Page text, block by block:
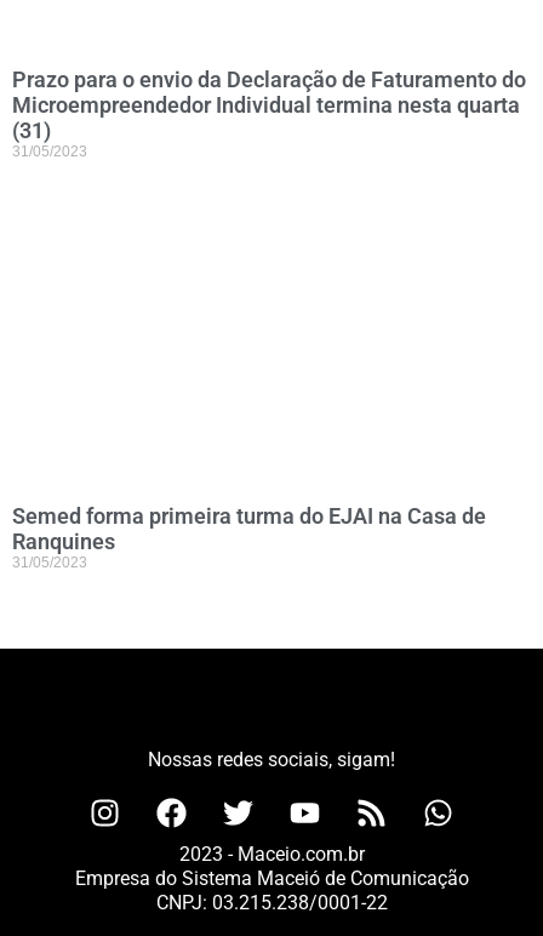
Prazo para o envio da Declaração de Faturamento do
Microempreendedor Individual termina nesta quarta
(31)
31/05/2023
Semed forma primeira turma do EJAI na Casa de
Ranquines
31/05/2023
Nossas redes sociais, sigam!
2023 - Maceio.com.br
Empresa do Sistema Maceió de Comunicação
CNPJ: 03.215.238/0001-22